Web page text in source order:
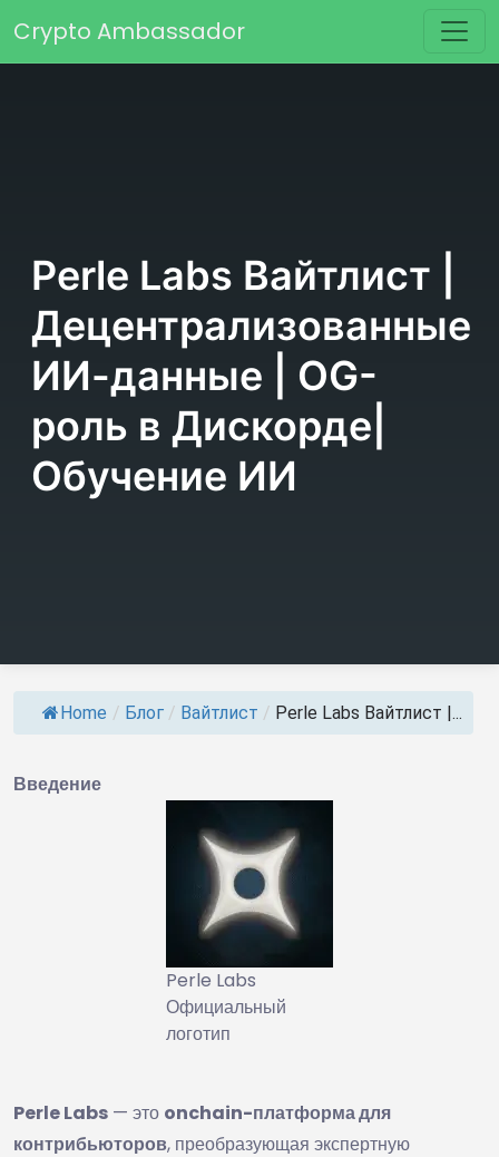
Основная навигация
Crypto Ambassador
Perle Labs Вайтлист |
Децентрализованные
ИИ-данные | OG-
роль в Дискорде|
Обучение ИИ
Home / Блог / Вайтлист / Perle Labs Вайтлист |...
Введение
Perle Labs
Официальный
логотип
Perle Labs — это onchain-платформа для
контрибьюторов, преобразующая экспертную